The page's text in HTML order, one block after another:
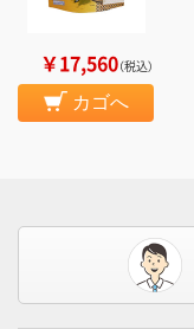
￥17,560（税込）
カゴへ